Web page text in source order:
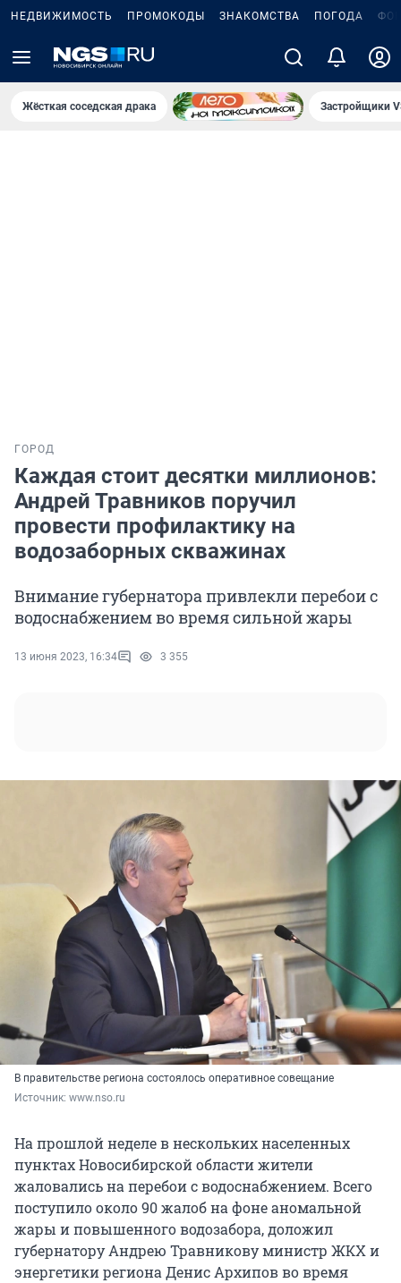
НЕДВИЖИМОСТЬ ПРОМОКОДЫ ЗНАКОМСТВА ПОГОДА
Жёсткая соседская драка Застройщики
ГОРОД
Каждая стоит десятки миллионов:
Андрей Травников поручил
провести профилактику на
водозаборных скважинах
Внимание губернатора привлекли перебои с
водоснабжением во время сильной жары
13 июня 2023, 16:34 3 355
В правительстве региона состоялось оперативное совещание
Источник: www.nso.ru
На прошлой неделе в нескольких населенных
пунктах Новосибирской области жители
жаловались на перебои с водоснабжением. Всего
поступило около 90 жалоб на фоне аномальной
жары и повышенного водозабора, доложил
губернатору Андрею Травникову министр ЖКХ и
энергетики региона Денис Архипов во время